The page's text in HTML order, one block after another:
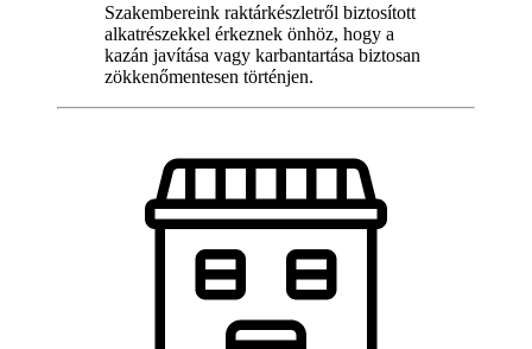
Szakembereink raktárkészletről biztosított
alkatrészekkel érkeznek önhöz, hogy a
kazán javítása vagy karbantartása biztosan
zökkenőmentesen történjen.